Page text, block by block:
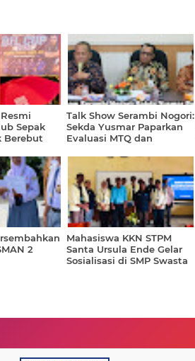
Sepak
Berebut
Talk Show Serambi Nogori:
Sekda Yusmar Paparkan
Evaluasi MTQ dan
Haji 2026
2
Mahasiswa KKN STPM
Santa Ursula Ende Gelar
Sosialisasi di SMP Swasta